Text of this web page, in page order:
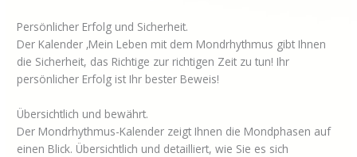
Persönlicher Erfolg und Sicherheit.
Der Kalender ‚Mein Leben mit dem Mondrhythmus gibt Ihnen
die Sicherheit, das Richtige zur richtigen Zeit zu tun! Ihr
persönlicher Erfolg ist Ihr bester Beweis!
Übersichtlich und bewährt.
Der Mondrhythmus-Kalender zeigt Ihnen die Mondphasen auf
einen Blick. Übersichtlich und detailliert, wie Sie es sich